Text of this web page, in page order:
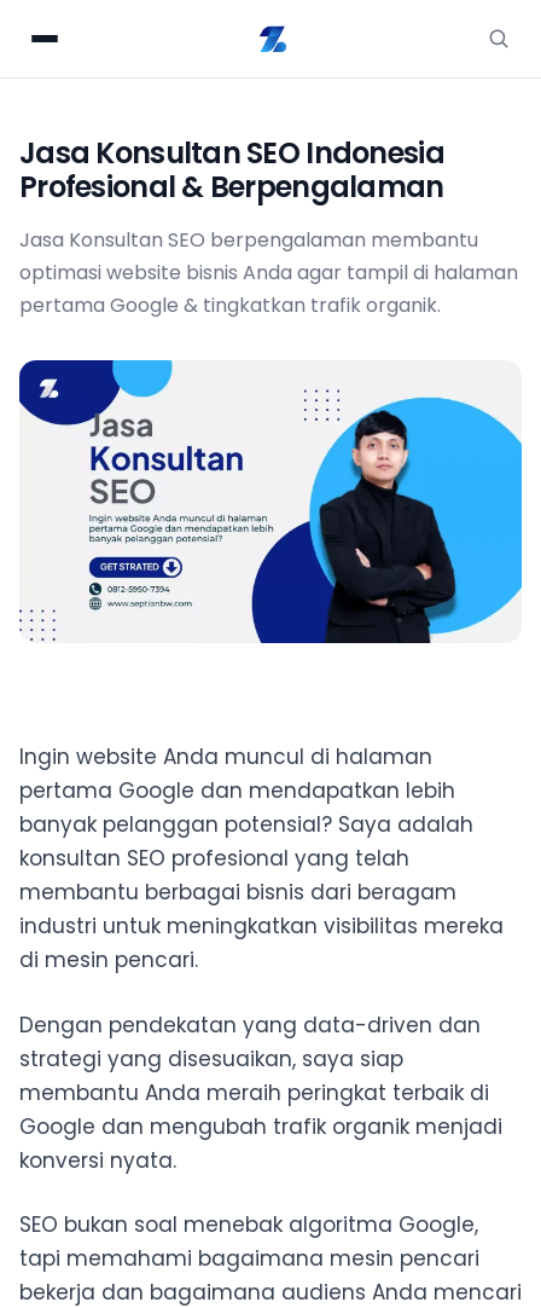
Jasa Konsultan SEO Indonesia
Profesional & Berpengalaman
Jasa Konsultan SEO berpengalaman membantu
optimasi website bisnis Anda agar tampil di halaman
pertama Google & tingkatkan trafik organik.
Ingin website Anda muncul di halaman
pertama Google dan mendapatkan lebih
banyak pelanggan potensial? Saya adalah
konsultan SEO profesional yang telah
membantu berbagai bisnis dari beragam
industri untuk meningkatkan visibilitas mereka
di mesin pencari.
Dengan pendekatan yang data-driven dan
strategi yang disesuaikan, saya siap
membantu Anda meraih peringkat terbaik di
Google dan mengubah trafik organik menjadi
konversi nyata.
SEO bukan soal menebak algoritma Google,
tapi memahami bagaimana mesin pencari
bekerja dan bagaimana audiens Anda mencari